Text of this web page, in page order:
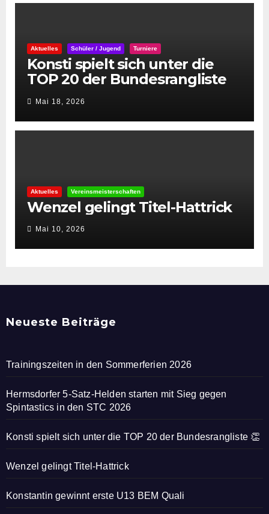
Aktuelles Schüler / Jugend Turniere
Konsti spielt sich unter die
TOP 20 der Bundesrangliste
👏Mai 18, 2026
Aktuelles Vereinsmeisterschaften
Wenzel gelingt Titel-Hattrick
Mai 10, 2026
Neueste Beiträge
Trainingszeiten in den Sommerferien 2026
Hermsdorfer 5-Satz-Helden starten mit Sieg gegen
Spintastics in den STC 2026
Konsti spielt sich unter die TOP 20 der Bundesrangliste 👏
Wenzel gelingt Titel-Hattrick
Konstantin gewinnt erste U13 BEM Quali